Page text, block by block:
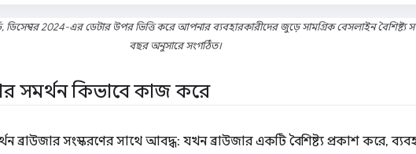
ডিসেম্বর 2024-এর ডেটার উপর ভিত্তি করে আপনার ব্যবহারকারীদের জুড়ে সামগ্রিক বেসলাইন বৈশিষ্ট্য
বছর অনুসারে সংগঠিত।
সমর্থন কিভাবে কাজ করে
ব্রাউজার সংস্করণের সাথে আবদ্ধ: যখন ব্রাউজার একটি বৈশিষ্ট্য প্রকাশ করে,